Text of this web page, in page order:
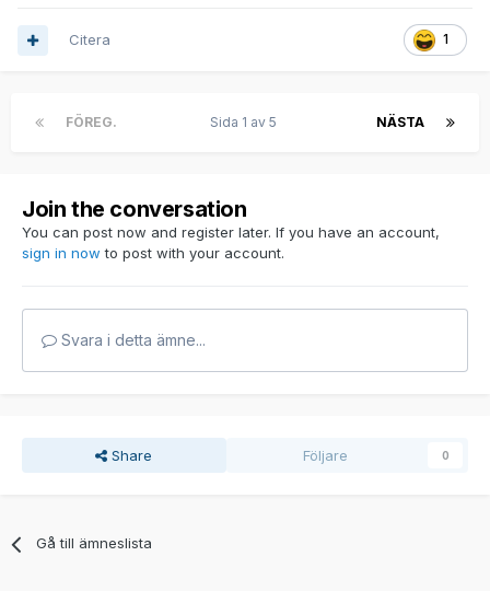
1
Citera
FÖREG. NÄSTA
Sida 1 av 5
Join the conversation
You can post now and register later. If you have an account,
sign in now to post with your account.
Svara i detta ämne...
Share Följare 0
Gå till ämneslista